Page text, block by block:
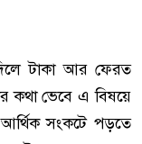
টাকা আর ফেরত
কথা ভেবে এ বিষয়ে
সংকটে পড়তে